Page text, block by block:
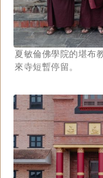
夏敏倫佛學院的堪布
來寺短暫停留。